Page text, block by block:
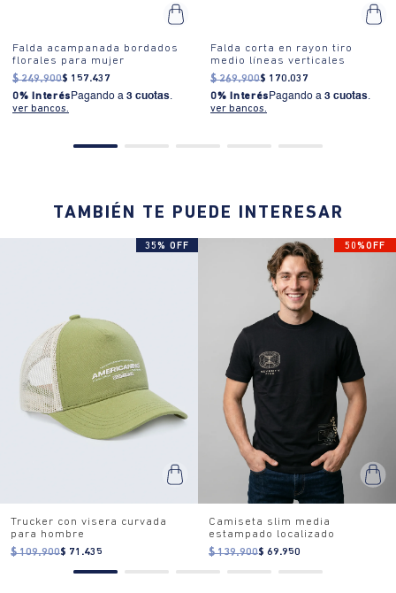
Falda acampanada bordados
florales para mujer
$ 249.900$ 157.437
0% Interés Pagando a 3 cuotas.
ver bancos.
Falda corta en rayon tiro
medio líneas verticales
$ 269.900$ 170.037
0% Interés Pagando a 3 cuotas.
ver bancos.
TAMBIÉN TE PUEDE INTERESAR
35% OFF
Trucker con visera curvada
para hombre
$ 109.900$ 71.435
50%OFF
Camiseta slim media
estampado localizado
$ 139.900$ 69.950